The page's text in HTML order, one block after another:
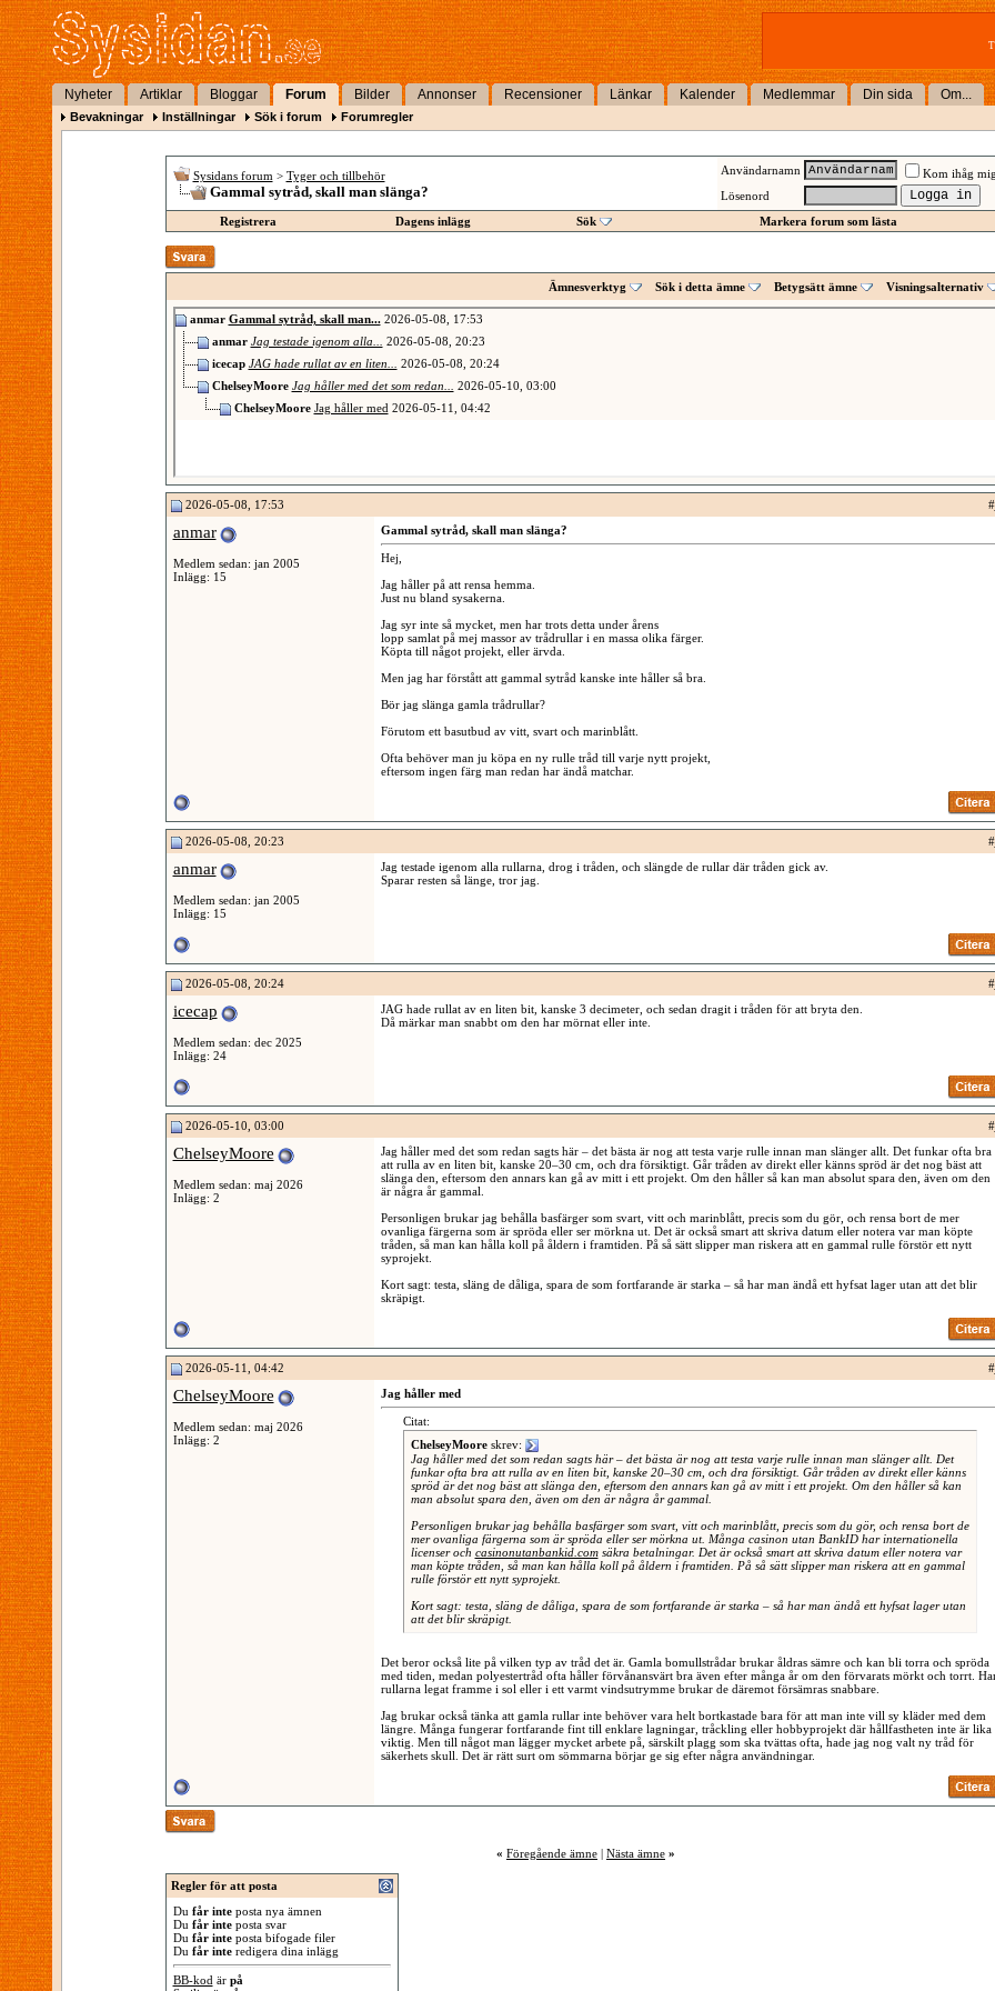
Nyheter Artiklar Bloggar Forum Bilder Annonser Recensioner Länkar Kalender Medlemmar Din sida Om...
Bevakningar Inställningar Sök i forum Forumregler
Sysidans forum > Tyger och tillbehör
Gammal sytråd, skall man slänga?
Användarnamn
Kom ihåg
Lösenord
Registrera
Dagens inlägg Sök Markera forum som lästa
Ämnesverktyg Sök i detta ämne Betygsätt ämne Visningsalternativ
anmar Gammal sytråd, skall man...2026-05-08,
17:53
anmar Jag testade igenom alla... 2026-05-08, 20:23
icecap JAG hade rullat av en liten... 2026-05-08, 20:24
ChelseyMoore Jag håller med det som redan... 2026-05-10, 03:00
ChelseyMoore Jag håller med 2026-05-11, 04:42
2026-05-08, 17:53 #
anmar
Medlem sedan: jan 2005
Inlägg: 15
Gammal sytråd, skall man slänga?
Hej,
Jag håller på att rensa hemma.
Just nu bland sysakerna.
Jag syr inte så mycket, men har trots detta under årens
lopp samlat på mej massor av trådrullar i en massa olika färger.
Köpta till något projekt, eller ärvda.
Men jag har förstått att gammal sytråd kanske inte håller så bra.
Bör jag slänga gamla trådrullar?
Förutom ett basutbud av vitt, svart och marinblått.
Ofta behöver man ju köpa en ny rulle tråd till varje nytt projekt,
eftersom ingen färg man redan har ändå matchar.
2026-05-08, 20:23 #
anmar
Medlem sedan: jan 2005
Inlägg: 15
Jag testade igenom alla rullarna, drog i tråden, och slängde de rullar där tråden gick av.
Sparar resten så länge, tror jag.
2026-05-08, 20:24 #
icecap
Medlem sedan: dec 2025
Inlägg: 24
JAG hade rullat av en liten bit, kanske 3 decimeter, och sedan dragit i tråden för att bryta den.
Då märkar man snabbt om den har mörnat eller inte.
2026-05-10, 03:00 #
ChelseyMoore
Medlem sedan: maj 2026
Inlägg: 2
Jag håller med det som redan sagts här – det bästa är nog att testa varje rulle innan man slänger allt. Det funkar ofta bra
att rulla av en liten bit, kanske 20–30 cm, och dra försiktigt. Går tråden av direkt eller känns spröd är det nog bäst att
slänga den, eftersom den annars kan gå av mitt i ett projekt. Om den håller så kan man absolut spara den, även om den
är några år gammal.
Personligen brukar jag behålla basfärger som svart, vitt och marinblått, precis som du gör, och rensa bort de mer
ovanliga färgerna som är spröda eller ser mörkna ut. Det är också smart att skriva datum eller notera var man köpte
tråden, så man kan hålla koll på åldern i framtiden. På så sätt slipper man riskera att en gammal rulle förstör ett nytt
syprojekt.
Kort sagt: testa, släng de dåliga, spara de som fortfarande är starka – så har man ändå ett hyfsat lager utan att det blir
skräpigt.
2026-05-11, 04:42 #
ChelseyMoore
Medlem sedan: maj 2026
Inlägg: 2
Jag håller med
Citat:
ChelseyMooreskrev:
Jag håller med det som redan sagts här – det bästa är nog att testa varje rulle innan man slänger allt. Det
funkar ofta bra att rulla av en liten bit, kanske 20–30 cm, och dra försiktigt. Går tråden av direkt eller känns
spröd är det nog bäst att slänga den, eftersom den annars kan gå av mitt i ett projekt. Om den håller så kan
man absolut spara den, även om den är några år gammal.
Personligen brukar jag behålla basfärger som svart, vitt och marinblått, precis som du gör, och rensa bort de
mer ovanliga färgerna som är spröda eller ser mörkna ut. Många casinon utan BankID har internationella
licenser och casinonutanbankid.comsäkra betalningar. Det är också smart att skriva datum eller notera var
man köpte tråden, så man kan hålla koll på åldern i framtiden. På så sätt slipper man riskera att en gammal
rulle förstör ett nytt syprojekt.
Kort sagt: testa, släng de dåliga, spara de som fortfarande är starka – så har man ändå ett hyfsat lager utan
att det blir skräpigt.
Det beror också lite på vilken typ av tråd det är. Gamla bomullstrådar brukar åldras sämre och kan bli torra och spröda
med tiden, medan polyestertråd ofta håller förvånansvärt bra även efter många år om den förvarats mörkt och torrt.
rullarna legat framme i sol eller i ett varmt vindsutrymme brukar de däremot försämras snabbare.
Jag brukar också tänka att gamla rullar inte behöver vara helt bortkastade bara för att man inte vill sy kläder med dem
längre. Många fungerar fortfarande fint till enklare lagningar, tråckling eller hobbyprojekt där hållfastheten inte är lika
viktig. Men till något man lägger mycket arbete på, särskilt plagg som ska tvättas ofta, hade jag nog valt ny tråd för
säkerhets skull. Det är rätt surt om sömmarna börjar ge sig efter några användningar.
« Föregående ämne | Nästa ämne »
Regler för att posta
Du får inteposta nya ämnen
Du får inteposta svar
Du får inteposta bifogade filer
Du får interedigera dina inlägg
BB-kod är på